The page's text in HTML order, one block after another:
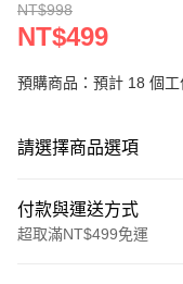
NT$998
NT$499
預購商品：預計 18 個工
請選擇商品選項
付款與運送方式
超取滿NT$499免運